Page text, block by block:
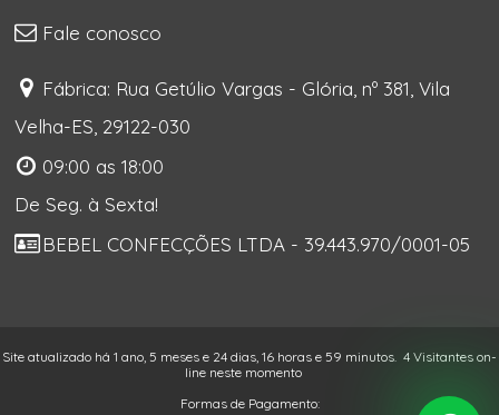
Fale conosco
Fábrica: Rua Getúlio Vargas - Glória, nº 381, Vila
Velha-ES, 29122-030
09:00 as 18:00
De Seg. à Sexta!
BEBEL CONFECÇÕES LTDA - 39.443.970/0001-05
Site atualizado há 1 ano, 5 meses e 24 dias, 16 horas e 59 minutos. 4 Visitantes on-
line neste momento
Formas de Pagamento: